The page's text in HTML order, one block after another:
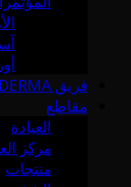
فريق SESDERMA
مقاطع
العيادة
مركز
منتجات